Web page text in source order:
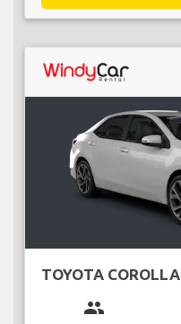
TOYOTA COROLLA
group